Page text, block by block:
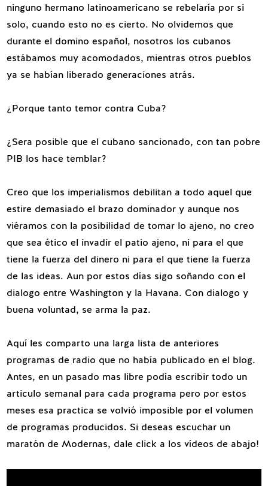
ninguno hermano latinoamericano se rebelaría por si
solo, cuando esto no es cierto. No olvidemos que
durante el domino español, nosotros los cubanos
estábamos muy acomodados, mientras otros pueblos
ya se habían liberado generaciones atrás.
¿Porque tanto temor contra Cuba?
¿Sera posible que el cubano sancionado, con tan pobre
PIB los hace temblar?
Creo que los imperialismos debilitan a todo aquel que
estire demasiado el brazo dominador y aunque nos
viéramos con la posibilidad de tomar lo ajeno, no creo
que sea ético el invadir el patio ajeno, ni para el que
tiene la fuerza del dinero ni para el que tiene la fuerza
de las ideas. Aun por estos días sigo soñando con el
dialogo entre Washington y la Havana. Con dialogo y
buena voluntad, se arma la paz.
Aquí les comparto una larga lista de anteriores
programas de radio que no había publicado en el blog.
Antes, en un pasado mas libre podía escribir todo un
articulo semanal para cada programa pero por estos
meses esa practica se volvió imposible por el volumen
de programas producidos. Si deseas escuchar un
maratón de Modernas, dale click a los vídeos de abajo!